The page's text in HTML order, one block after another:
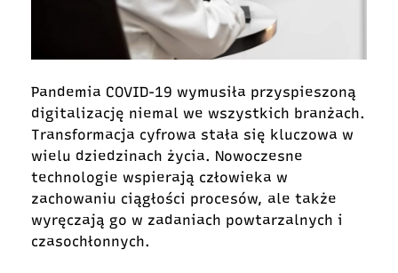
Pandemia COVID-19 wymusiła przyspieszoną
digitalizację niemal we wszystkich branżach.
Transformacja cyfrowa stała się kluczowa w
wielu dziedzinach życia. Nowoczesne
technologie wspierają człowieka w
zachowaniu ciągłości procesów, ale także
wyręczają go w zadaniach powtarzalnych i
czasochłonnych.